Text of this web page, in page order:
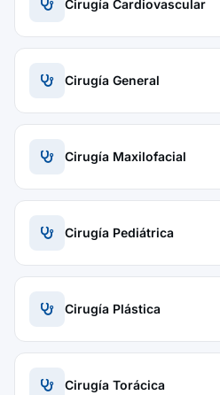
Cirugía Cardiovascular
Cirugía General
Cirugía Maxilofacial
Cirugía Pediátrica
Cirugía Plástica
Cirugía Torácica